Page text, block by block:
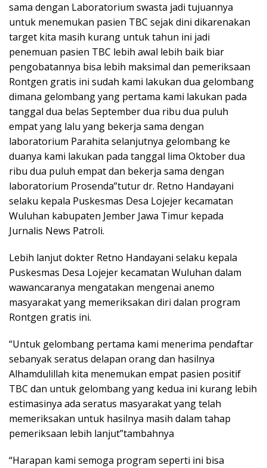
sama dengan Laboratorium swasta jadi tujuannya
untuk menemukan pasien TBC sejak dini dikarenakan
target kita masih kurang untuk tahun ini jadi
penemuan pasien TBC lebih awal lebih baik biar
pengobatannya bisa lebih maksimal dan pemeriksaan
Rontgen gratis ini sudah kami lakukan dua gelombang
dimana gelombang yang pertama kami lakukan pada
tanggal dua belas September dua ribu dua puluh
empat yang lalu yang bekerja sama dengan
laboratorium Parahita selanjutnya gelombang ke
duanya kami lakukan pada tanggal lima Oktober dua
ribu dua puluh empat dan bekerja sama dengan
laboratorium Prosenda”tutur dr. Retno Handayani
selaku kepala Puskesmas Desa Lojejer kecamatan
Wuluhan kabupaten Jember Jawa Timur kepada
Jurnalis News Patroli.
Lebih lanjut dokter Retno Handayani selaku kepala
Puskesmas Desa Lojejer kecamatan Wuluhan dalam
wawancaranya mengatakan mengenai anemo
masyarakat yang memeriksakan diri dalan program
Rontgen gratis ini.
“Untuk gelombang pertama kami menerima pendaftar
sebanyak seratus delapan orang dan hasilnya
Alhamdulillah kita menemukan empat pasien positif
TBC dan untuk gelombang yang kedua ini kurang lebih
estimasinya ada seratus masyarakat yang telah
memeriksakan untuk hasilnya masih dalam tahap
pemeriksaan lebih lanjut”tambahnya
“Harapan kami semoga program seperti ini bisa